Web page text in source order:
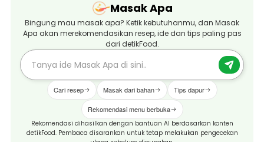
Masak Apa
Bingung mau masak apa? Ketik kebutuhanmu, dan Masak
Apa akan merekomendasikan resep, ide dan tips paling pas
dari detikFood.
Cari resep Masak dari bahan Tips dapur
Rekomendasi menu berbuka
Rekomendasi dihasilkan dengan bantuan AI berdasarkan konten
detikFood. Pembaca disarankan untuk tetap melakukan pengecekan